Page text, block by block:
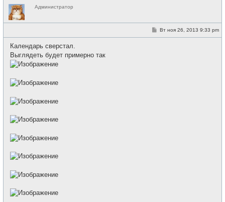
Н
е
в
с
и
Администратор
СВт ноя 26, 2013 9:33 pm
Календарь сверстал.
Выглядеть будет примерно так